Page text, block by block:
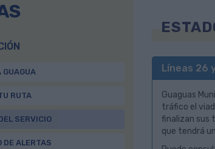
GUAGUA
RUTA
SERVICIO
DE ALERTAS
Líneas 26
Guaguas
tráfico el
finalizan sus
que tendrá